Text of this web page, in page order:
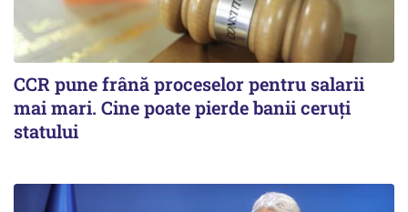
CCR pune frână proceselor pentru salarii
mai mari. Cine poate pierde banii ceruți
statului